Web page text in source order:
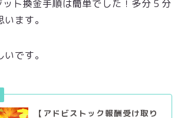
ト換金手順は簡単でした！多分５分
ます。
です。
【アドビストック報酬受け取り